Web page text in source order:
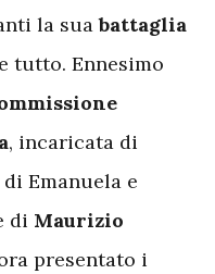
la suabattaglia
tutto. Ennesimo
, incaricata di
Emanuela e
di Maurizio
presentato i